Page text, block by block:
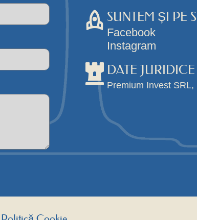
SUNTEM ȘI PE
Facebook
Instagram
DATE JURIDICE
Premium Invest